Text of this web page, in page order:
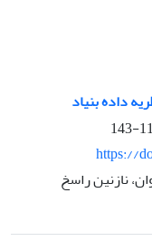
داده بنیاد
https://
نازنین راسخ